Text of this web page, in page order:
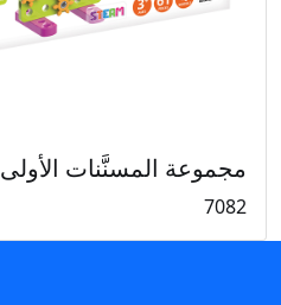
مجموعة المسنَّنات الأولى
7082